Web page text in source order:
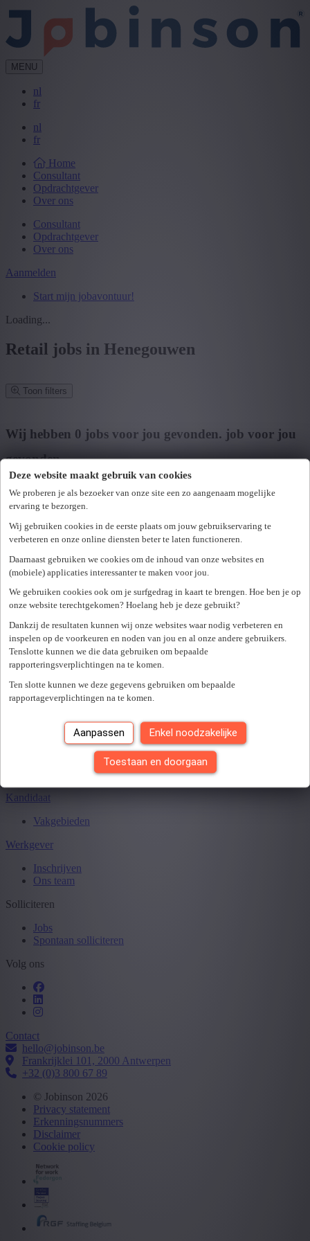
Deze website maakt gebruik van cookies
We proberen je als bezoeker van onze site een zo aangenaam mogelijke
ervaring te bezorgen.
Wij gebruiken cookies in de eerste plaats om jouw gebruikservaring te
verbeteren en onze online diensten beter te laten functioneren.
Daarnaast gebruiken we cookies om de inhoud van onze websites en
(mobiele) applicaties interessanter te maken voor jou.
We gebruiken cookies ook om je surfgedrag in kaart te brengen. Hoe ben je op
onze website terechtgekomen? Hoelang heb je deze gebruikt?
Dankzij de resultaten kunnen wij onze websites waar nodig verbeteren en
inspelen op de voorkeuren en noden van jou en al onze andere gebruikers.
Tenslotte kunnen we die data gebruiken om bepaalde
rapporteringsverplichtingen na te komen.
Ten slotte kunnen we deze gegevens gebruiken om bepaalde
rapportageverplichtingen na te komen.
Aanpassen Enkel noodzakelijke
Toestaan en doorgaan
MENU
nl
fr
nl
fr
Home
Consultant
Opdrachtgever
Over ons
Consultant
Opdrachtgever
Over ons
Aanmelden
Start mijn jobavontuur!
Loading...
Retail jobs in Henegouwen
Toon filters
Zoek op functie, jobtitel, bedrijf,...
Postcode of gemeente
Zoek vacatures
Mijn gekozen filters
Wis alle filters
Wij hebben 0 jobs voor jou gevonden. job voor jou
gevonden
Opnieuw aanmelden.
Er is een fout opgetreden. Gelieve later opnieuw te proberen.
Sluiten
Je hebt0van0jobs gezien.
Kandidaat
Vakgebieden
Werkgever
Inschrijven
Ons team
Solliciteren
Jobs
Spontaan solliciteren
Volg ons
Contact
hello@jobinson.be
Frankrijklei 101, 2000 Antwerpen
+32 (0)3 800 67 89
© Jobinson 2026
Privacy statement
Erkenningsnummers
Disclaimer
Cookie policy